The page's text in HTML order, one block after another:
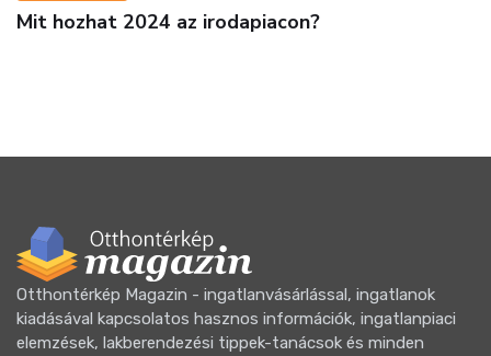
2024 az irodapiacon?
Otthontérkép Magazin - ingatlanvásárlással, ingatlanok
kiadásával kapcsolatos hasznos információk, ingatlanpiaci
elemzések, lakberendezési tippek-tanácsok és minden